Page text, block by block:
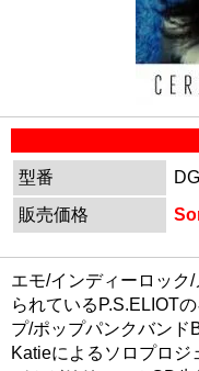
型番
販売価格
エモ/インディーロック
られているP.S.ELIOT
プ/ポップパンクバンド
Katieによるソロプロ